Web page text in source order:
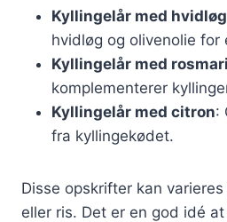
Kyllingelår med hvidløg
hvidløg og olivenolie for
Kyllingelår med
komplementerer
Kyllingelår med citron:
fra kyllingekødet.
Disse opskrifter kan
eller ris. Det er en god idé